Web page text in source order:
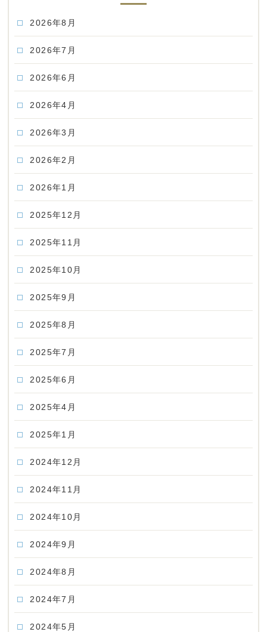
2026年8月
2026年7月
2026年6月
2026年4月
2026年3月
2026年2月
2026年1月
2025年12月
2025年11月
2025年10月
2025年9月
2025年8月
2025年7月
2025年6月
2025年4月
2025年1月
2024年12月
2024年11月
2024年10月
2024年9月
2024年8月
2024年7月
2024年5月